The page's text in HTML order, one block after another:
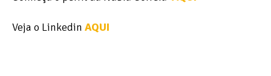
Veja o Linkedin AQUI